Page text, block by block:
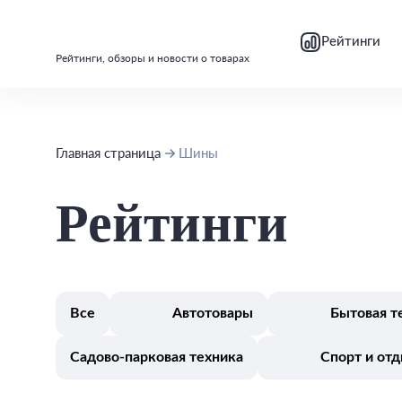
Рейтинги, обзоры и новости о товарах
Рейтинги
Главная страница Шины
Рейтинги
Все Автотовары Бытовая
Садово-парковая техника Спорт и